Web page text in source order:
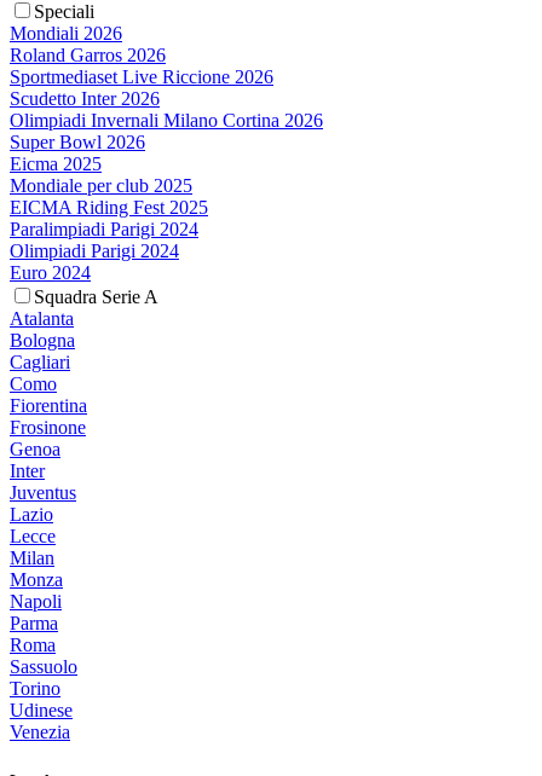
Speciali
Mondiali 2026
Roland Garros 2026
Sportmediaset Live Riccione 2026
Scudetto Inter 2026
Olimpiadi Invernali Milano Cortina 2026
Super Bowl 2026
Eicma 2025
Mondiale per club 2025
EICMA Riding Fest 2025
Paralimpiadi Parigi 2024
Olimpiadi Parigi 2024
Euro 2024
Squadra Serie A
Atalanta
Bologna
Cagliari
Como
Fiorentina
Frosinone
Genoa
Inter
Juventus
Lazio
Lecce
Milan
Monza
Napoli
Parma
Roma
Sassuolo
Torino
Udinese
Venezia